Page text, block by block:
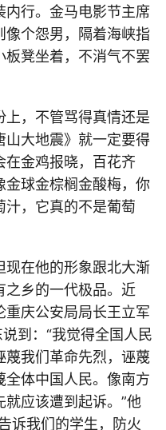
内行。金马电影节主席
像个怨男，隔着海峡指
凳坐着，不消气不罢
，不管骂得真情还是
山大地震》就一定要得
在金鸡报晓，百花齐
金球金棕榈金酸梅，你
汁，它真的不是葡萄
现在他的形象跟北大渐
之乡的一代极品。近
重庆公安局局长王立军
到：“我觉得全国人民
蔑我们革命先烈，诬蔑
全体中国人民。像南方
应该遭到起诉。”他
诉我们的学生，防火